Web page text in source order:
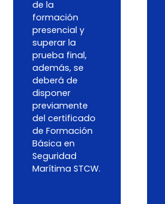
de la
formación
presencial y
superar la
prueba final,
además, se
deberá de
disponer
previamente
del certificado
de Formación
Básica en
Seguridad
Marítima STCW.